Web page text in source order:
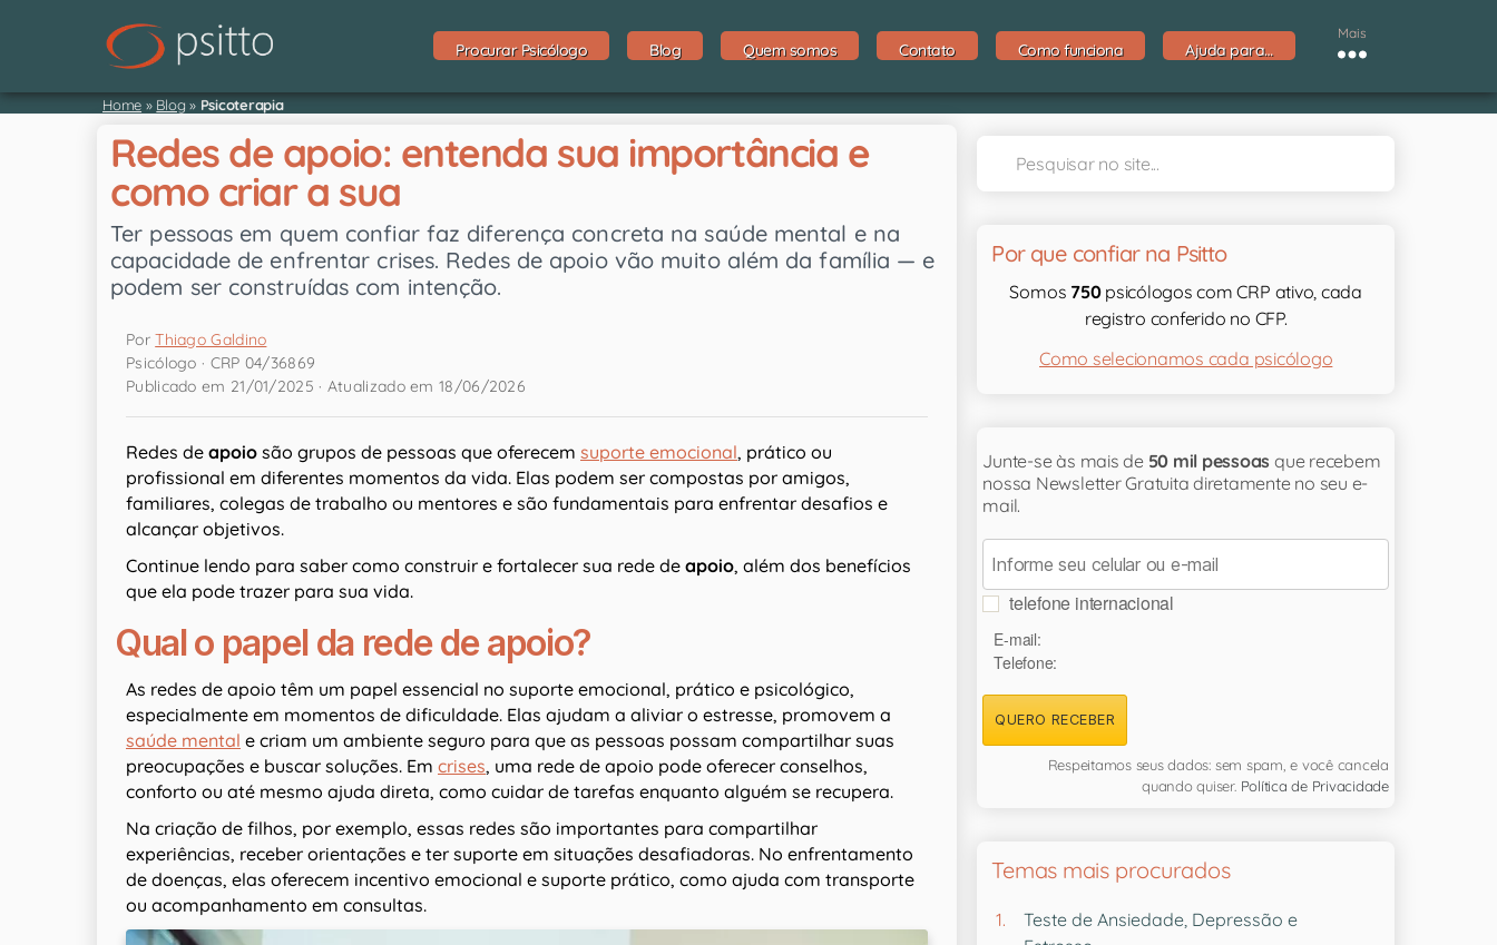
Procurar Psicólogo Blog Quem somos Contato Como funciona Ajuda para…
Mais
Home » Blog» Psicoterapia
Redes de apoio: entenda sua importância e
como criar a sua
Ter pessoas em quem confiar faz diferença concreta na saúde mental e na
capacidade de enfrentar crises. Redes de apoio vão muito além da família — e
podem ser construídas com intenção.
PorThiago Galdino
Psicólogo · CRP 04/36869
Publicado em 21/01/2025 · Atualizado em 18/06/2026
Redes de apoio são grupos de pessoas que oferecem suporte emocional, prático ou
profissional em diferentes momentos da vida. Elas podem ser compostas por amigos,
familiares, colegas de trabalho ou mentores e são fundamentais para enfrentar desafios e
alcançar objetivos.
Continue lendo para saber como construir e fortalecer sua rede de apoio, além dos benefícios
que ela pode trazer para sua vida.
Qual o papel da rede de apoio?
As redes de apoio têm um papel essencial no suporte emocional, prático e psicológico,
especialmente em momentos de dificuldade. Elas ajudam a aliviar o estresse, promovem a
saúde mental e criam um ambiente seguro para que as pessoas possam compartilhar suas
preocupações e buscar soluções. Em crises, uma rede de apoio pode oferecer conselhos,
conforto ou até mesmo ajuda direta, como cuidar de tarefas enquanto alguém se recupera.
Na criação de filhos, por exemplo, essas redes são importantes para compartilhar
experiências, receber orientações e ter suporte em situações desafiadoras. No enfrentamento
de doenças, elas oferecem incentivo emocional e suporte prático, como ajuda com transporte
ou acompanhamento em consultas.
Por que confiar na Psitto
Somos 750psicólogos com CRP ativo, cada
registro conferido no CFP.
Como selecionamos cada psicólogo
Junte-se às mais de 50 mil pessoas que recebem
nossa Newsletter Gratuita diretamente no seu e-
mail.
telefone internacional
E-mail:
Telefone:
QUERO RECEBER
Respeitamos seus dados: sem spam, e você cancela
quando quiser. Política de Privacidade
Temas mais procurados
Teste de Ansiedade, Depressão e